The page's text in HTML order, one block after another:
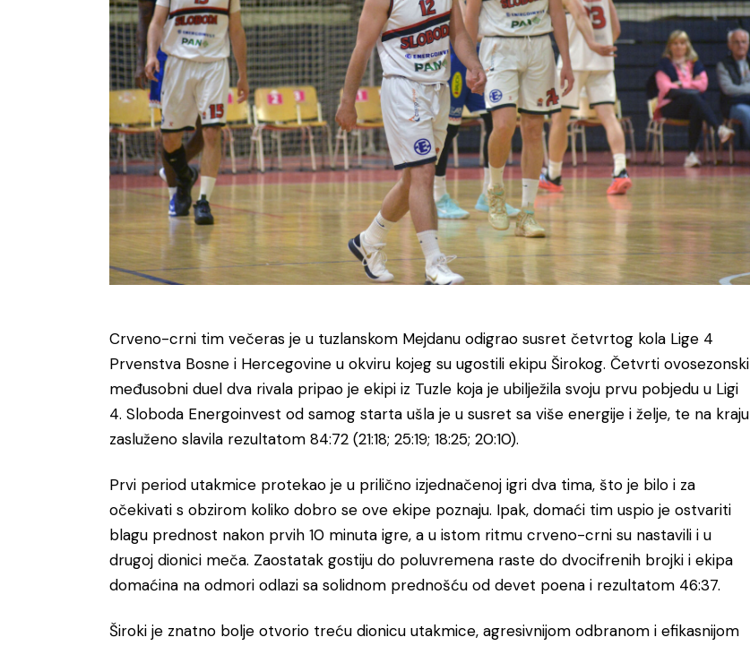
Crveno-crni tim večeras je u tuzlanskom Mejdanu odigrao susret četvrtog kola Lige 4
Prvenstva Bosne i Hercegovine u okviru kojeg su ugostili ekipu Širokog. Četvrti ovosezonski
međusobni duel dva rivala pripao je ekipi iz Tuzle koja je ubilježila svoju prvu pobjedu u Ligi
4. Sloboda Energoinvest od samog starta ušla je u susret sa više energije i želje, te na kraju
zasluženo slavila rezultatom 84:72 (21:18; 25:19; 18:25; 20:10).
Prvi period utakmice protekao je u prilično izjednačenoj igri dva tima, što je bilo i za
očekivati s obzirom koliko dobro se ove ekipe poznaju. Ipak, domaći tim uspio je ostvariti
blagu prednost nakon prvih 10 minuta igre, a u istom ritmu crveno-crni su nastavili i u
drugoj dionici meča. Zaostatak gostiju do poluvremena raste do dvocifrenih brojki i ekipa
domaćina na odmori odlazi sa solidnom prednošću od devet poena i rezultatom 46:37.
Široki je znatno bolje otvorio treću dionicu utakmice, agresivnijom odbranom i efikasnijom